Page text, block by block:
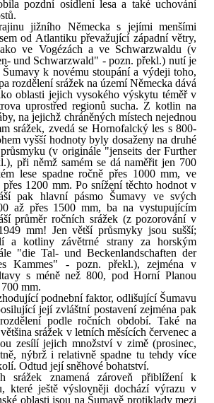
pozdní osídlení lesa a také uchování
jižního Německa s jejími menšími
od Atlantiku převažující západní větry,
ve Vogézách a ve Schwarzwaldu (v
und Schwarzwald" - pozn. překl.) nutí je
k novému stoupání a výdeji toho,
rozdělení srážek na území Německa dává
oblasti jejich vysokého výskytu téměř v
uprostřed regionů sucha. Z kotlin na
na jejichž chráněných místech nejednou
srážek, zvedá se Hornofalcký les s 800-
vyšší hodnoty byly dosaženy na druhé
(v originále "jenseits der Further
při němž samém se dá naměřit jen 700
lese spadne ročně přes 1000 mm, ve
přes 1200 mm. Po snížení těchto hodnot v
pak hlavní pásmo Šumavy ve svých
až přes 1500 mm, ba na vystupujícím
průměr ročních srážek (z pozorování v
mm! Jen větší průsmyky jsou sušší;
a kotliny závětrné strany za horským
"die Tal- und Beckenlandschaften der
Kammes" - pozn. překl.), zejména v
s méně než 800, pod Horní Planou
mm.
podnební faktor, odlišující Šumavu
její zvláštní postavení zejména pak
podle ročních období. Také na
srážek v letních měsících červenec a
zesílí jejich množství v zimě (prosinec,
nýbrž i relativně spadne tu tehdy více
Odtud její sněhové bohatství.
srážek znamená zároveň přiblížení k
které ještě výslovněji dochází výrazu v
oblasti jsou na Šumavě protiklady mezi